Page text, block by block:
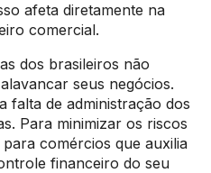
afeta diretamente na
comercial.
dos brasileiros não
seus negócios.
falta de administração dos
Para minimizar os riscos
comércios que auxilia
financeiro do seu